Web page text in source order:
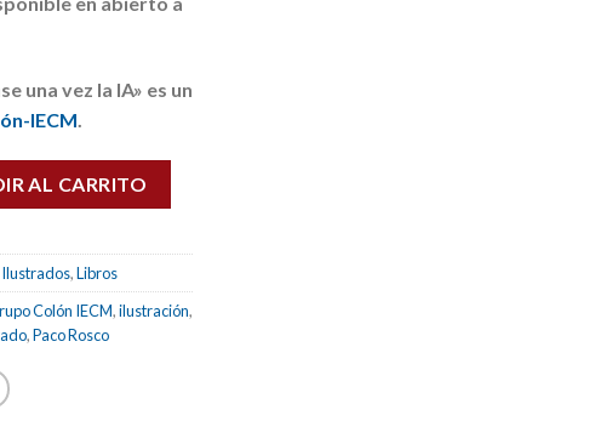
una vez la IA» es un
IECM.
vol. 6) cantidad
AL CARRITO
Ilustrados,Libros
Colón IECM,ilustración,
,Paco Rosco